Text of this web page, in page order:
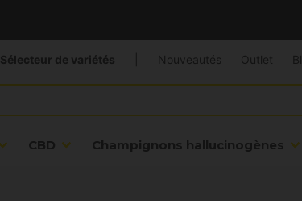
CBD Champignons hallucinogènes
Sélecteur de variétés Nouveautés Outlet